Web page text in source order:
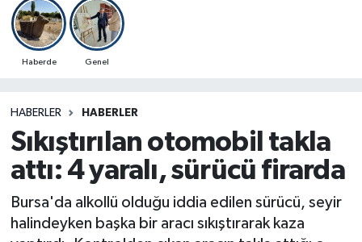
Haberde Genel
HABERLER HABERLER
Sıkıştırılan otomobil takla
attı: 4 yaralı, sürücü firarda
Bursa'da alkollü olduğu iddia edilen sürücü, seyir
halindeyken başka bir aracı sıkıştırarak kaza
Iğdır Trafik Yoğunluk Haritası
Süper Lig Puan Durumu ve Fikstür
Son Dakika Haberleri
Haber Arşivi